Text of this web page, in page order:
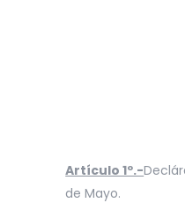
Artículo 1º.-
de Mayo.